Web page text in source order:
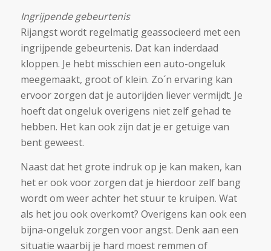
Ingrijpende gebeurtenis
Rijangst wordt regelmatig geassocieerd met een
ingrijpende gebeurtenis. Dat kan inderdaad
kloppen. Je hebt misschien een auto-ongeluk
meegemaakt, groot of klein. Zo´n ervaring kan
ervoor zorgen dat je autorijden liever vermijdt. Je
hoeft dat ongeluk overigens niet zelf gehad te
hebben. Het kan ook zijn dat je er getuige van
bent geweest.
Naast dat het grote indruk op je kan maken, kan
het er ook voor zorgen dat je hierdoor zelf bang
wordt om weer achter het stuur te kruipen. Wat
als het jou ook overkomt? Overigens kan ook een
bijna-ongeluk zorgen voor angst. Denk aan een
situatie waarbij je hard moest remmen of